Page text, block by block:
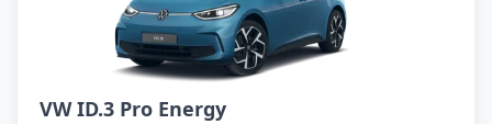
VW ID.3 Pro Energy